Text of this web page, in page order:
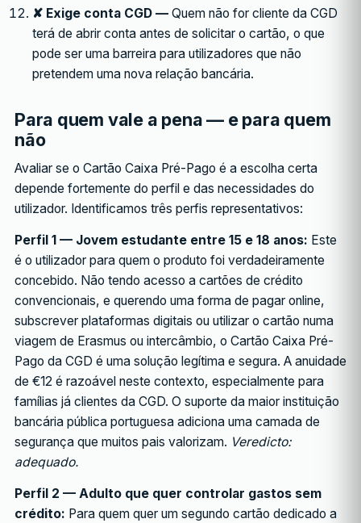
✘ Exige conta CGD — Quem não for cliente da CGD
terá de abrir conta antes de solicitar o cartão, o que
pode ser uma barreira para utilizadores que não
pretendem uma nova relação bancária.
Para quem vale a pena — e para quem
não
Avaliar se o Cartão Caixa Pré-Pago é a escolha certa
depende fortemente do perfil e das necessidades do
utilizador. Identificamos três perfis representativos:
Perfil 1 — Jovem estudante entre 15 e 18 anos: Este
é o utilizador para quem o produto foi verdadeiramente
concebido. Não tendo acesso a cartões de crédito
convencionais, e querendo uma forma de pagar online,
subscrever plataformas digitais ou utilizar o cartão numa
viagem de Erasmus ou intercâmbio, o Cartão Caixa Pré-
Pago da CGD é uma solução legítima e segura. A anuidade
de €12 é razoável neste contexto, especialmente para
famílias já clientes da CGD. O suporte da maior instituição
bancária pública portuguesa adiciona uma camada de
segurança que muitos pais valorizam. Veredicto:
adequado.
Perfil 2 — Adulto que quer controlar gastos sem
crédito: Para quem quer um segundo cartão dedicado a